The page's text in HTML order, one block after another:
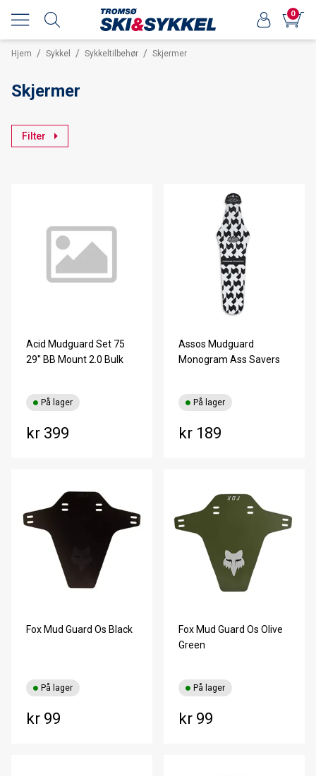
0
Hjem / Sykkel / Sykkeltilbehør / Skjermer
Skjermer
Filter
Acid Mudguard Set 75
29'' BB Mount 2.0 Bulk
kr 399
På lager
Assos Mudguard
Monogram Ass Savers
kr 189
På lager
Fox Mud Guard Os Black
kr 99
På lager
Fox Mud Guard Os Olive
Green
kr 99
På lager